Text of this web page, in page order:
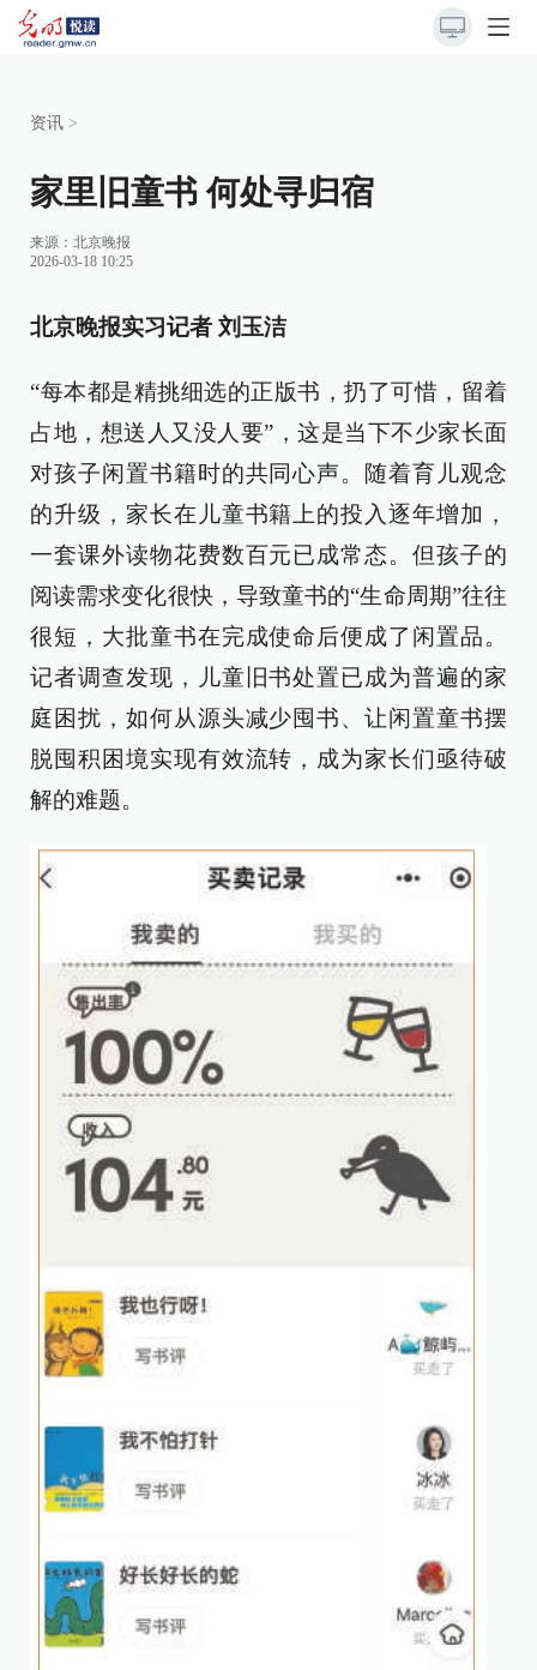
资讯 >
家里旧童书 何处寻归宿
来源： 北京晚报
2026-03-18 10:25
北京晚报实习记者 刘玉洁
“每本都是精挑细选的正版书，扔了可惜，留着
占地，想送人又没人要”，这是当下不少家长面
对孩子闲置书籍时的共同心声。随着育儿观念
的升级，家长在儿童书籍上的投入逐年增加，
一套课外读物花费数百元已成常态。但孩子的
阅读需求变化很快，导致童书的“生命周期”往往
很短，大批童书在完成使命后便成了闲置品。
记者调查发现，儿童旧书处置已成为普遍的家
庭困扰，如何从源头减少囤书、让闲置童书摆
脱囤积困境实现有效流转，成为家长们亟待破
解的难题。